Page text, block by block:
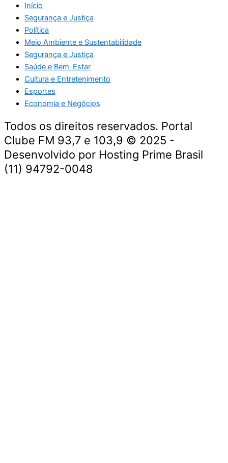
Início
Segurança e Justiça
Política
Meio Ambiente e Sustentabilidade
Segurança e Justiça
Saúde e Bem-Estar
Cultura e Entretenimento
Esportes
Economia e Negócios
Todos os direitos reservados. Portal
Clube FM 93,7 e 103,9 © 2025 -
Desenvolvido por Hosting Prime Brasil
(11) 94792-0048